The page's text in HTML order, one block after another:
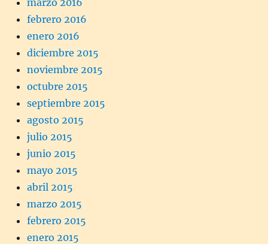
febrero 2016
enero 2016
diciembre 2015
noviembre 2015
octubre 2015
septiembre 2015
agosto 2015
julio 2015
junio 2015
mayo 2015
abril 2015
marzo 2015
febrero 2015
enero 2015